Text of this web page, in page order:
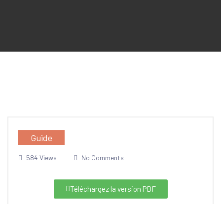
Guide
584 Views No Comments
Téléchargez la version PDF